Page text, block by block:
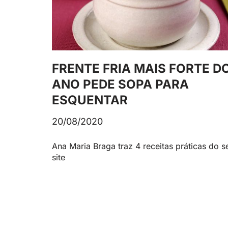
FRENTE FRIA MAIS FORTE
ANO PEDE SOPA PARA
ESQUENTAR
20/08/2020
Ana Maria Braga traz 4 receitas práticas do
site